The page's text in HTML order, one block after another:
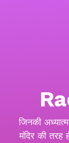
जिनकी
मंदिर की